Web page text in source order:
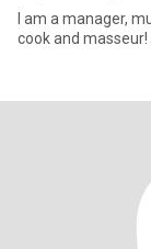
I am a manager,